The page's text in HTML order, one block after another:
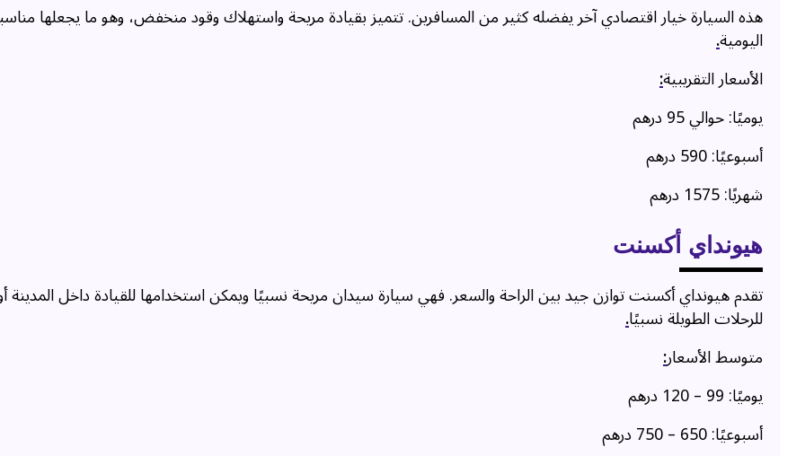
هذه السيارة خيار اقتصادي آخر يفضله كثير من المسافرين. تتميز بقيادة مريحة واستهلاك وقود منخفض، وهو ما يجعلها
اليومية.
الأسعار التقريبية:
يوميًا: حوالي 95 درهم
أسبوعيًا: 590 درهم
شهريًا: 1575 درهم
هيونداي أكسنت
تقدم هيونداي أكسنت توازن جيد بين الراحة والسعر. فهي سيارة سيدان مريحة نسبيًا ويمكن استخدامها للقيادة داخل المدينة
للرحلات الطويلة نسبيًا.
متوسط الأسعار:
يوميًا: 99 – 120 درهم
أسبوعيًا: 650 – 750 درهم